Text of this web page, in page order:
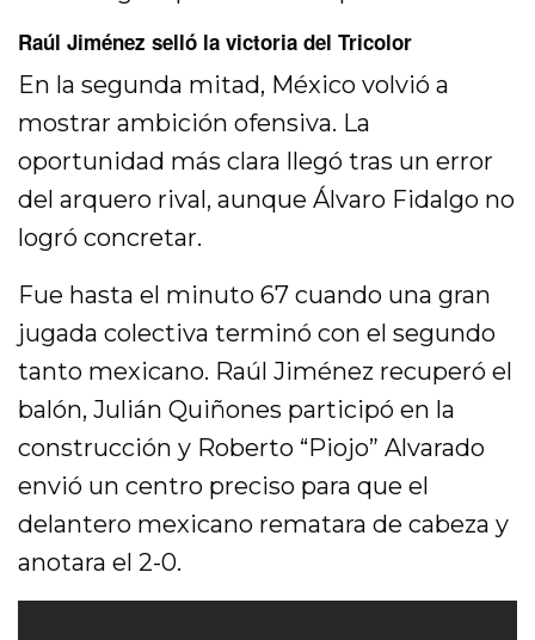
Raúl Jiménez selló la victoria del Tricolor
En la segunda mitad, México volvió a
mostrar ambición ofensiva. La
oportunidad más clara llegó tras un error
del arquero rival, aunque Álvaro Fidalgo no
logró concretar.
Fue hasta el minuto 67 cuando una gran
jugada colectiva terminó con el segundo
tanto mexicano. Raúl Jiménez recuperó el
balón, Julián Quiñones participó en la
construcción y Roberto “Piojo” Alvarado
envió un centro preciso para que el
delantero mexicano rematara de cabeza y
anotara el 2-0.